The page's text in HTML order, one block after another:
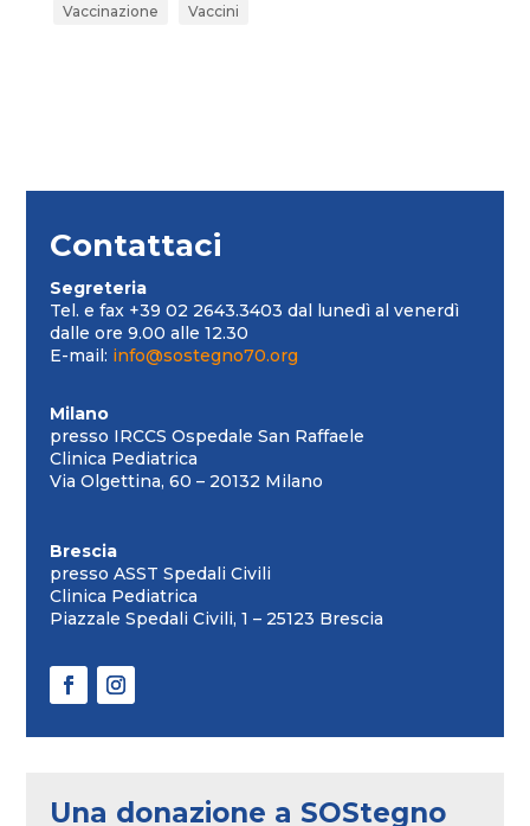
Vaccinazione
Vaccini
Contattaci
Segreteria
Tel. e fax +39 02 2643.3403 dal lunedì al venerdì
dalle ore 9.00 alle 12.30
E-mail: info@sostegno70.org
Milano
presso IRCCS Ospedale San Raffaele
Clinica Pediatrica
Via Olgettina, 60 – 20132 Milano
Brescia
presso ASST Spedali Civili
Clinica Pediatrica
Piazzale Spedali Civili, 1 – 25123 Brescia
Una donazione a SOStegno